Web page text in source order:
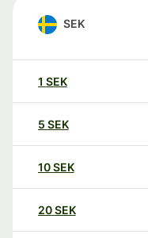
SEK
1 SEK
5 SEK
10SEK
20SEK